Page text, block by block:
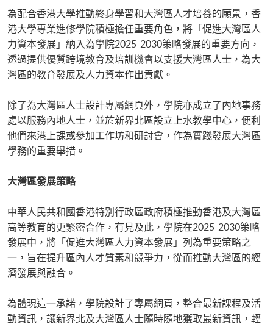
為配合香港大學推動終身學習和大灣區人才培養的願景，香
港大學專業進修學院積極擔任重要角色，將「促進大灣區人
力資本發展」納入為學院2025-2030策略發展的重要方向，
透過提供優質跨境教育及培訓機會以支援大灣區人士，為大
灣區的教育發展及人力資本作出貢獻。
除了為大灣區人士設計專屬網頁外，學院亦成立了內地事務
處以服務內地人士，並於新界北區設立上水教學中心，便利
他們來港上課或參加工作坊和研討會，作為實踐發展大灣區
學務的重要舉措。
大灣區發展策略
中華人民共和國香港特別行政區政府積極推動香港及大灣區
高等教育的更緊密合作，有見及此，學院在2025-2030策略
發展中，將「促進大灣區人力資本發展」列為重要策略之
一，旨在提升區內人才質素和競爭力，從而推動大灣區的經
濟發展與融合。
為體現這一承諾，學院設計了專屬網頁，整合最新課程及活
動資訊，讓新界北及大灣區人士隨時隨地獲取最新資訊，輕